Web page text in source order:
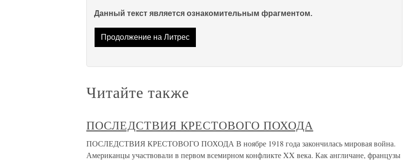
Данный текст является ознакомительным фрагментом.
Продолжение на Литрес
Читайте также
ПОСЛЕДСТВИЯ КРЕСТОВОГО ПОХОДА
ПОСЛЕДСТВИЯ КРЕСТОВОГО ПОХОДА В ноябре 1918 года закончилась мировая война.
Американцы участвовали в первом всемирном конфликте XX века. Как англичане, французы